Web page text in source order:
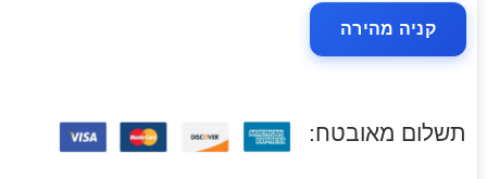
קניה מהירה
תשלום מאובטח: